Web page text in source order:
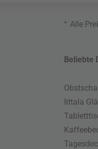
* Alle
Beliebte
Iittala